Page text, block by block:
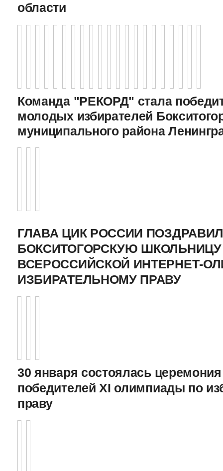
области
Команда "РЕКОРД" стала
молодых избирателей
муниципального района
ГЛАВА ЦИК РОССИИ
БОКСИТОГОРСКУЮ
ВСЕРОССИЙСКОЙ ИНТЕРНЕТ-
ИЗБИРАТЕЛЬНОМУ ПРАВУ
30 января состоялась
победителей XI олимпиады по
праву